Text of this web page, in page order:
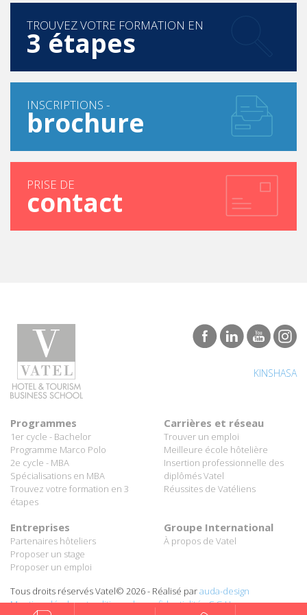
TROUVEZ VOTRE FORMATION EN
3 étapes
INSCRIPTIONS -
brochure
PRISE DE
contact
KINSHASA
Programmes
1er cycle - Bachelor
Programme Marco Polo
2e cycle - MBA
Spécialisations en MBA
Trouvez votre formation en 3
étapes
Carrières et réseau
Trouver un emploi
Meilleure école hôtelière
Insertion professionnelle des
diplômés Vatel
Réussites de Vatéliens
Entreprises
Partenaires hôteliers
Proposer un stage
Proposer un emploi
Groupe International
À propos de Vatel
Tous droits réservés Vatel© 2026 - Réalisé parauda-design
Mentions légales et politique de confidentialité-C.G.U.